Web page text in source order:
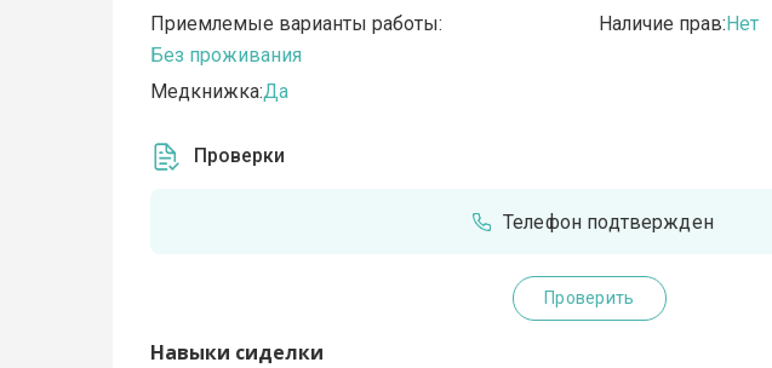
Приемлемые варианты работы:
Без проживания
Медкнижка:Да
Наличие прав:Нет
Проверки
Телефон подтвержден
Проверить
Навыки сиделки